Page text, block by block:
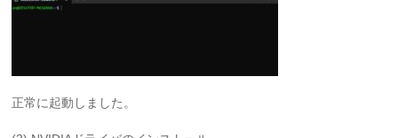
正常に起動しました。